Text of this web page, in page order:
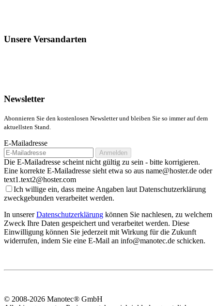
Unsere Versandarten
Newsletter
Abonnieren Sie den kostenlosen Newsletter und bleiben Sie so immer auf dem
aktuellsten Stand.
E-Mailadresse
Anmelden
Die E-Mailadresse scheint nicht gültig zu sein - bitte korrigieren.
Eine korrekte E-Mailadresse sieht etwa so aus name@hoster.de oder
text1.text2@hoster.com
Ich willige ein, dass meine Angaben laut Datenschutzerklärung
zweckgebunden verarbeitet werden.
In unsererDatenschutzerklärung können Sie nachlesen, zu welchem
Zweck Ihre Daten gespeichert und verarbeitet werden. Diese
Einwilligung können Sie jederzeit mit Wirkung für die Zukunft
widerrufen, indem Sie eine E-Mail an info@manotec.de schicken.
© 2008-2026 Manotec® GmbH